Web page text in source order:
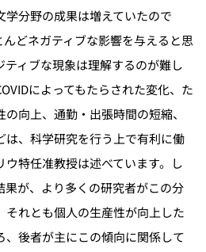
分野の成果は増えていたので
んどネガティブな影響を与えると思
ィブな現象は理解するのが難し
によってもたらされた変化、た
向上、通勤・出張時間の短縮、
は、科学研究を行う上で有利に働
ウ特任准教授は述べています。し
果が、より多くの研究者がこの分
それとも個人の生産性が向上した
後者が主にこの傾向に関係して